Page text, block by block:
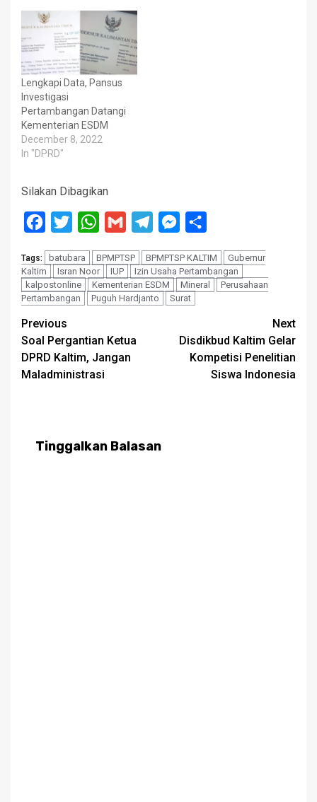
Lengkapi Data, Pansus
Investigasi
Pertambangan Datangi
Kementerian ESDM
December 8, 2022
In "DPRD"
Silakan Dibagikan
Facebook
Twitter WhatsApp
Gmail TelegramMessenger
Tags: batubara BPMPTSP BPMPTSP KALTIM
Gubernur
Kaltim
Isran Noor IUP
Izin Usaha Pertambangan
kalpostonline
Kementerian ESDM Mineral
Perusahaan
Pertambangan
Puguh Hardjanto Surat
Post
navigation
Previous
Soal Pergantian Ketua
DPRD Kaltim, Jangan
Maladministrasi
Next
Disdikbud Kaltim Gelar
Kompetisi Penelitian
Siswa Indonesia
Tinggalkan Balasan